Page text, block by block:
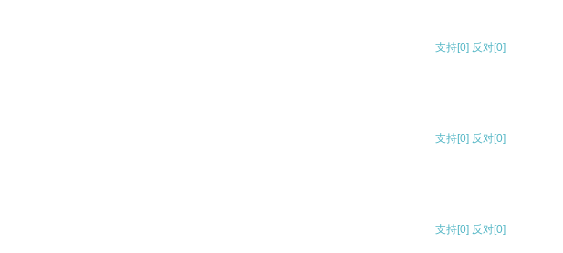
支持[0] 反对[0]
支持[0] 反对[0]
支持[0] 反对[0]